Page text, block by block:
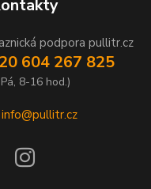
podpora pullitr.cz
604 267 825
8-16 hod.)
info@pullitr.cz